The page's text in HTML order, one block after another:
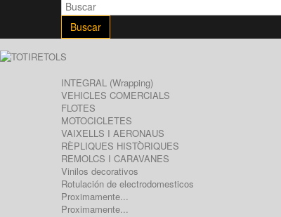
Buscar
INTEGRAL (Wrapping)
VEHICLES COMERCIALS
FLOTES
MOTOCICLETES
VAIXELLS I AERONAUS
RÈPLIQUES HISTÒRIQUES
REMOLCS I CARAVANES
Vinilos decorativos
Rotulación de electrodomesticos
Proximamente...
Proximamente...